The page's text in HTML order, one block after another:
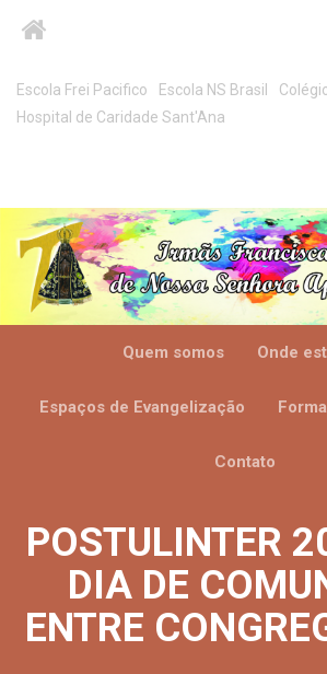
Escola Frei Pacifico Escola NS Brasil
Hospital de Caridade Sant'Ana
Quem somos Onde
Espaços de Evangelização
Contato
POSTULINTER
DIA DE
ENTRE